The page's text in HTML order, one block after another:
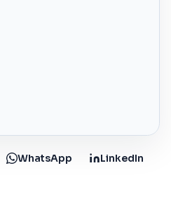
WhatsApp
LinkedIn